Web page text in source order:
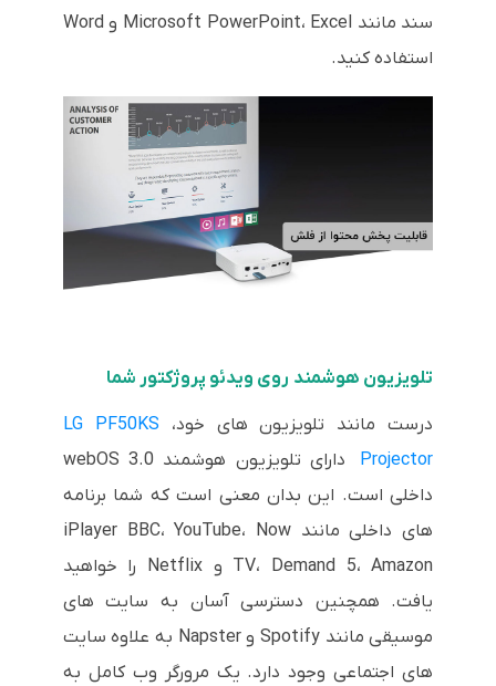
سند مانند Microsoft PowerPoint، Excel و Word
استفاده کنید.
تلویزیون هوشمند روی ویدئو پروژکتور شما
درست مانند تلویزیون های خود، LG PF50KS
Projector
دارای تلویزیون هوشمند webOS 3.0
داخلی است. این بدان معنی است که شما برنامه
های داخلی مانند iPlayer BBC، YouTube، Now
TV، Demand 5، Amazon و Netflix را خواهید
یافت. همچنین دسترسی آسان به سایت های
موسیقی مانند Spotify و Napster به علاوه سایت
های اجتماعی وجود دارد. یک مرورگر وب کامل به